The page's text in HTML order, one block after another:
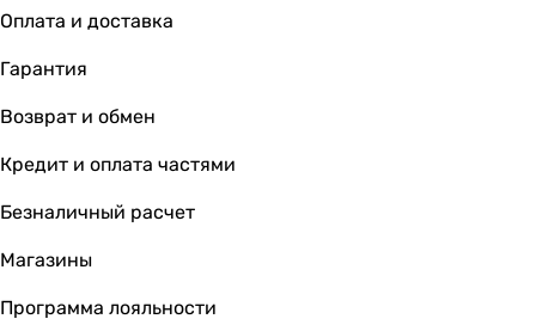
Оплата и доставка
Гарантия
Возврат и обмен
Кредит и оплата частями
Безналичный расчет
Магазины
Программа лояльности